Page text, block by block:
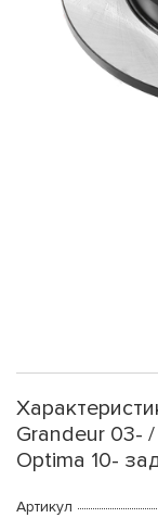
Grandeur 03-
Optima 10-
Артикул